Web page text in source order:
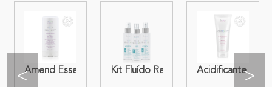
<
Crescimento | Amend Essencial Antiqueda
Pró-Volume | Amend Essencial Antiqueda
Amend Essencial Seca Sem FrizzKit Fluído Restaurador Amend
Acidificante>